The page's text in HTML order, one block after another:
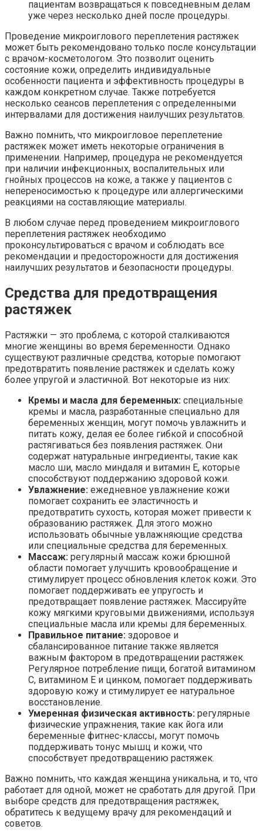
пациентам возвращаться к повседневным делам
уже через несколько дней после процедуры.
Проведение микроиглового переплетения растяжек
может быть рекомендовано только после консультации
с врачом-косметологом. Это позволит оценить
состояние кожи, определить индивидуальные
особенности пациента и эффективность процедуры в
каждом конкретном случае. Также потребуется
несколько сеансов переплетения с определенными
интервалами для достижения наилучших результатов.
Важно помнить, что микроигловое переплетение
растяжек может иметь некоторые ограничения в
применении. Например, процедура не рекомендуется
при наличии инфекционных, воспалительных или
гнойных процессов на коже, а также у пациентов с
непереносимостью к процедуре или аллергическими
реакциями на составляющие материалы.
В любом случае перед проведением микроиглового
переплетения растяжек необходимо
проконсультироваться с врачом и соблюдать все
рекомендации и предосторожности для достижения
наилучших результатов и безопасности процедуры.
Средства для предотвращения
растяжек
Растяжки — это проблема, с которой сталкиваются
многие женщины во время беременности. Однако
существуют различные средства, которые помогают
предотвратить появление растяжек и сделать кожу
более упругой и эластичной. Вот некоторые из них:
Кремы и масла для беременных: специальные
кремы и масла, разработанные специально для
беременных женщин, могут помочь увлажнить и
питать кожу, делая ее более гибкой и способной
растягиваться без появления растяжек. Они
содержат натуральные ингредиенты, такие как
масло ши, масло миндаля и витамин Е, которые
способствуют поддержанию здоровой кожи.
Увлажнение: ежедневное увлажнение кожи
помогает сохранить ее эластичность и
предотвратить сухость, которая может привести к
образованию растяжек. Для этого можно
использовать обычные увлажняющие средства
или специальные средства для беременных.
Массаж: регулярный массаж кожи брюшной
области помогает улучшить кровообращение и
стимулирует процесс обновления клеток кожи. Это
помогает поддерживать ее упругость и
предотвращает появление растяжек. Массируйте
кожу мягкими круговыми движениями, используя
специальные масла или кремы для беременных.
Правильное питание: здоровое и
сбалансированное питание также является
важным фактором в предотвращении растяжек.
Регулярное потребление пищи, богатой витамином
C, витамином Е и цинком, помогает поддерживать
здоровую кожу и стимулирует ее натуральное
восстановление.
Умеренная физическая активность: регулярные
физические упражнения, такие как йога или
беременные фитнес-классы, могут помочь
поддерживать тонус мышц и кожи, что
способствует предотвращению растяжек.
Важно помнить, что каждая женщина уникальна, и то, что
работает для одной, может не сработать для другой. При
выборе средств для предотвращения растяжек,
обратитесь к ведущему врачу для рекомендаций и
советов.